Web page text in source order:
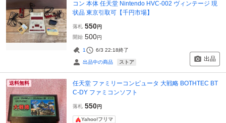
コン 本体 任天堂 Nintendo HVC-002 ヴィンテージ 現
状品 東京引取可【千円市場】
落札 550円
開始 500円
1 6/3 22:18終了
出品中の商品 ストア 出品
送料無料
任天堂 ファミリーコンピュータ 大戦略 BOTHTEC BT
C-DY ファミコンソフト
落札 550円
Yahoo!フリマ